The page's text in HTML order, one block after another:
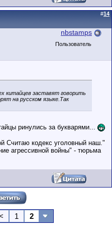
#14
nbstamps
Пользователь
китайцев заставят говорить
на русском языке.Так
ринулись за букварями...
Считаю кодекс уголовный наш."
агрессивной войны" - тюрьма
1 2